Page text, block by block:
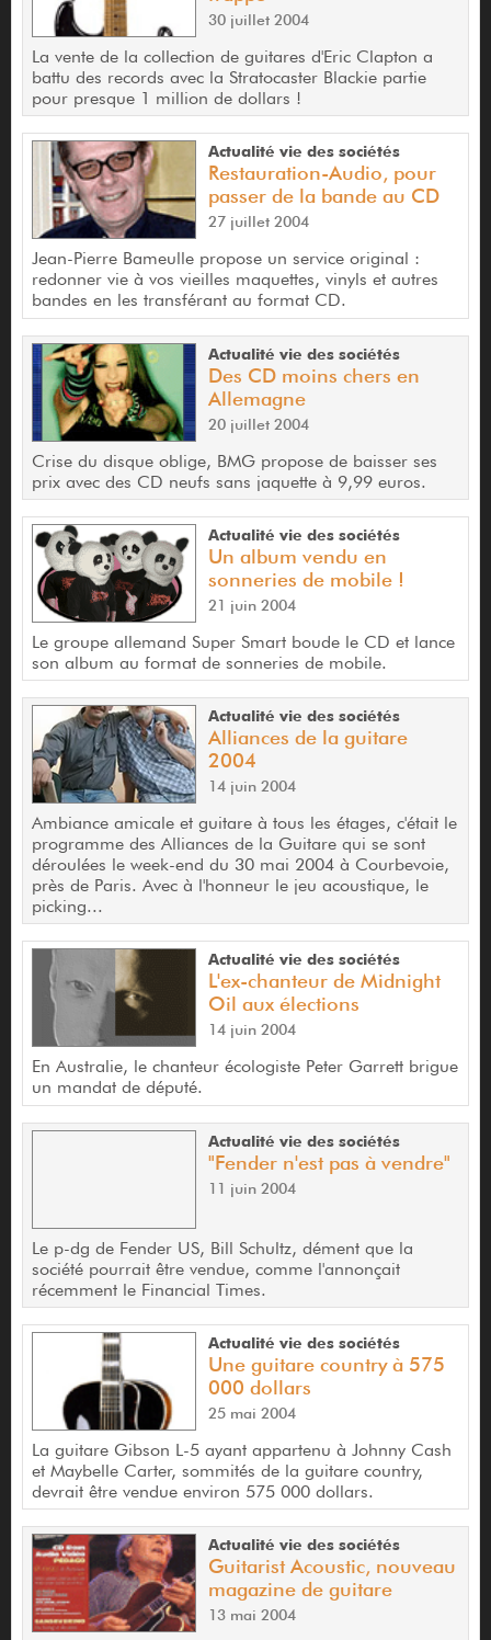
30 juillet 2004
La vente de la collection de guitares d'Eric Clapton a
battu des records avec la Stratocaster Blackie partie
pour presque 1 million de dollars !
Actualité vie des sociétés
Restauration-Audio, pour
passer de la bande au CD
27 juillet 2004
Jean-Pierre Bameulle propose un service original :
redonner vie à vos vieilles maquettes, vinyls et autres
bandes en les transférant au format CD.
Actualité vie des sociétés
Des CD moins chers en
Allemagne
20 juillet 2004
Crise du disque oblige, BMG propose de baisser ses
prix avec des CD neufs sans jaquette à 9,99 euros.
Actualité vie des sociétés
Un album vendu en
sonneries de mobile !
21 juin 2004
Le groupe allemand Super Smart boude le CD et lance
son album au format de sonneries de mobile.
Actualité vie des sociétés
Alliances de la guitare
2004
14 juin 2004
Ambiance amicale et guitare à tous les étages, c'était le
programme des Alliances de la Guitare qui se sont
déroulées le week-end du 30 mai 2004 à Courbevoie,
près de Paris. Avec à l'honneur le jeu acoustique, le
picking...
Actualité vie des sociétés
L'ex-chanteur de Midnight
Oil aux élections
14 juin 2004
En Australie, le chanteur écologiste Peter Garrett brigue
un mandat de député.
Actualité vie des sociétés
"Fender n'est pas à vendre"
11 juin 2004
Le p-dg de Fender US, Bill Schultz, dément que la
société pourrait être vendue, comme l'annonçait
récemment le Financial Times.
Actualité vie des sociétés
Une guitare country à 575
000 dollars
25 mai 2004
La guitare Gibson L-5 ayant appartenu à Johnny Cash
et Maybelle Carter, sommités de la guitare country,
devrait être vendue environ 575 000 dollars.
Actualité vie des sociétés
Guitarist Acoustic, nouveau
magazine de guitare
13 mai 2004